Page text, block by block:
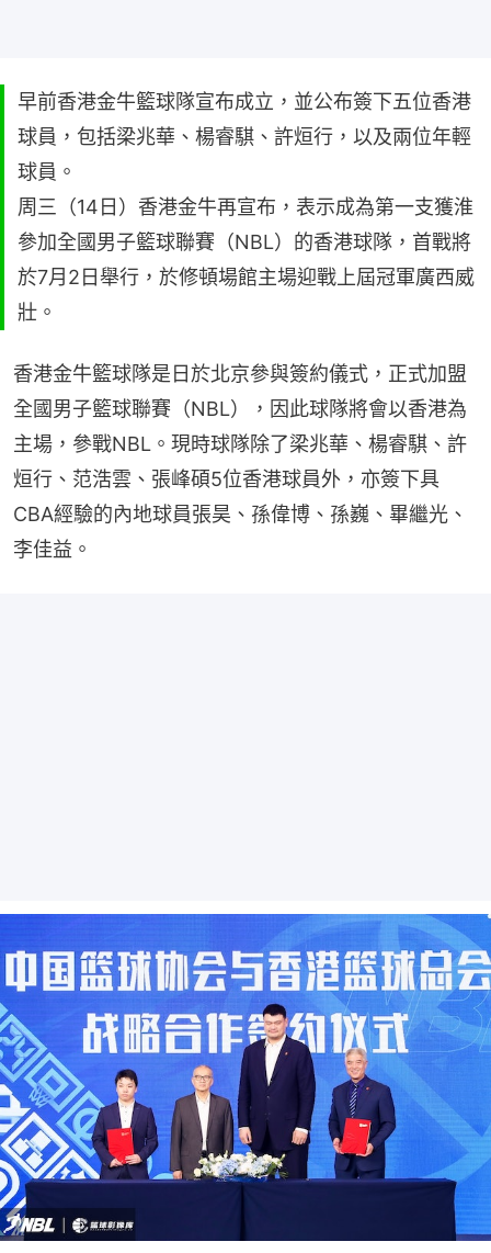
早前香港金牛籃球隊宣布成立，並公布簽下五位香港
球員，包括梁兆華、楊睿騏、許烜行，以及兩位年輕
球員。
周三（14日）香港金牛再宣布，表示成為第一支獲淮
參加全國男子籃球聯賽（NBL）的香港球隊，首戰將
於7月2日舉行，於修頓場館主場迎戰上屆冠軍廣西威
壯。
香港金牛籃球隊是日於北京參與簽約儀式，正式加盟
全國男子籃球聯賽（NBL），因此球隊將會以香港為
主場，參戰NBL。現時球隊除了梁兆華、楊睿騏、許
烜行、范浩雲、張峰碩5位香港球員外，亦簽下具
CBA經驗的內地球員張昊、孫偉博、孫巍、畢繼光、
李佳益。